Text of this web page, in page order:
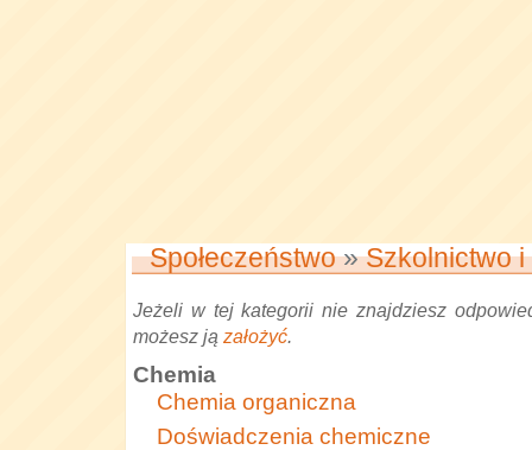
Społeczeństwo»Szkolnictwo
Jeżeli w tej kategorii nie znajdziesz
możesz ją założyć.
Chemia
Chemia organiczna
Doświadczenia chemiczne